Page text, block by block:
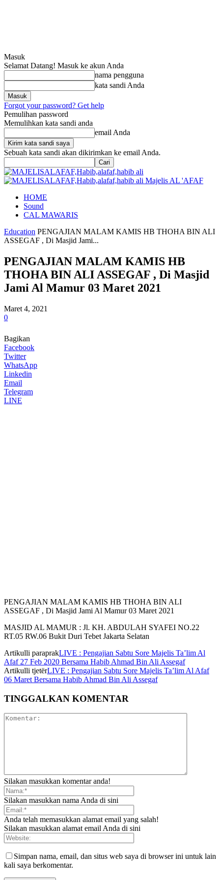
Masuk
Selamat Datang! Masuk ke akun Anda
nama pengguna
kata sandi Anda
Forgot your password? Get help
Pemulihan password
Memulihkan kata sandi anda
email Anda
Sebuah kata sandi akan dikirimkan ke email Anda.
Majelis AL 'AFAF
HOME
Sound
CAL MAWARIS
Education PENGAJIAN MALAM KAMIS HB THOHA BIN ALI
ASSEGAF , Di Masjid Jami...
PENGAJIAN MALAM KAMIS HB
THOHA BIN ALI ASSEGAF , Di Masjid
Jami Al Mamur 03 Maret 2021
Maret 4, 2021
0
Bagikan
Facebook
Twitter
WhatsApp
Linkedin
Email
Telegram
LINE
PENGAJIAN MALAM KAMIS HB THOHA BIN ALI
ASSEGAF , Di Masjid Jami Al Mamur 03 Maret 2021
MASJID AL MAMUR : Jl. KH. ABDULAH SYAFEI NO.22
RT.05 RW.06 Bukit Duri Tebet Jakarta Selatan
Artikulli paraprakLIVE : Pengajian Sabtu Sore Majelis Ta’lim Al
Afaf 27 Feb 2020 Bersama Habib Ahmad Bin Ali Assegaf
Artikulli tjetërLIVE : Pengajian Sabtu Sore Majelis Ta’lim Al Afaf
06 Maret Bersama Habib Ahmad Bin Ali Assegaf
TINGGALKAN KOMENTAR
Silakan masukkan komentar anda!
Silakan masukkan nama Anda di sini
Anda telah memasukkan alamat email yang salah!
Silakan masukkan alamat email Anda di sini
Simpan nama, email, dan situs web saya di browser ini untuk lain
kali saya berkomentar.